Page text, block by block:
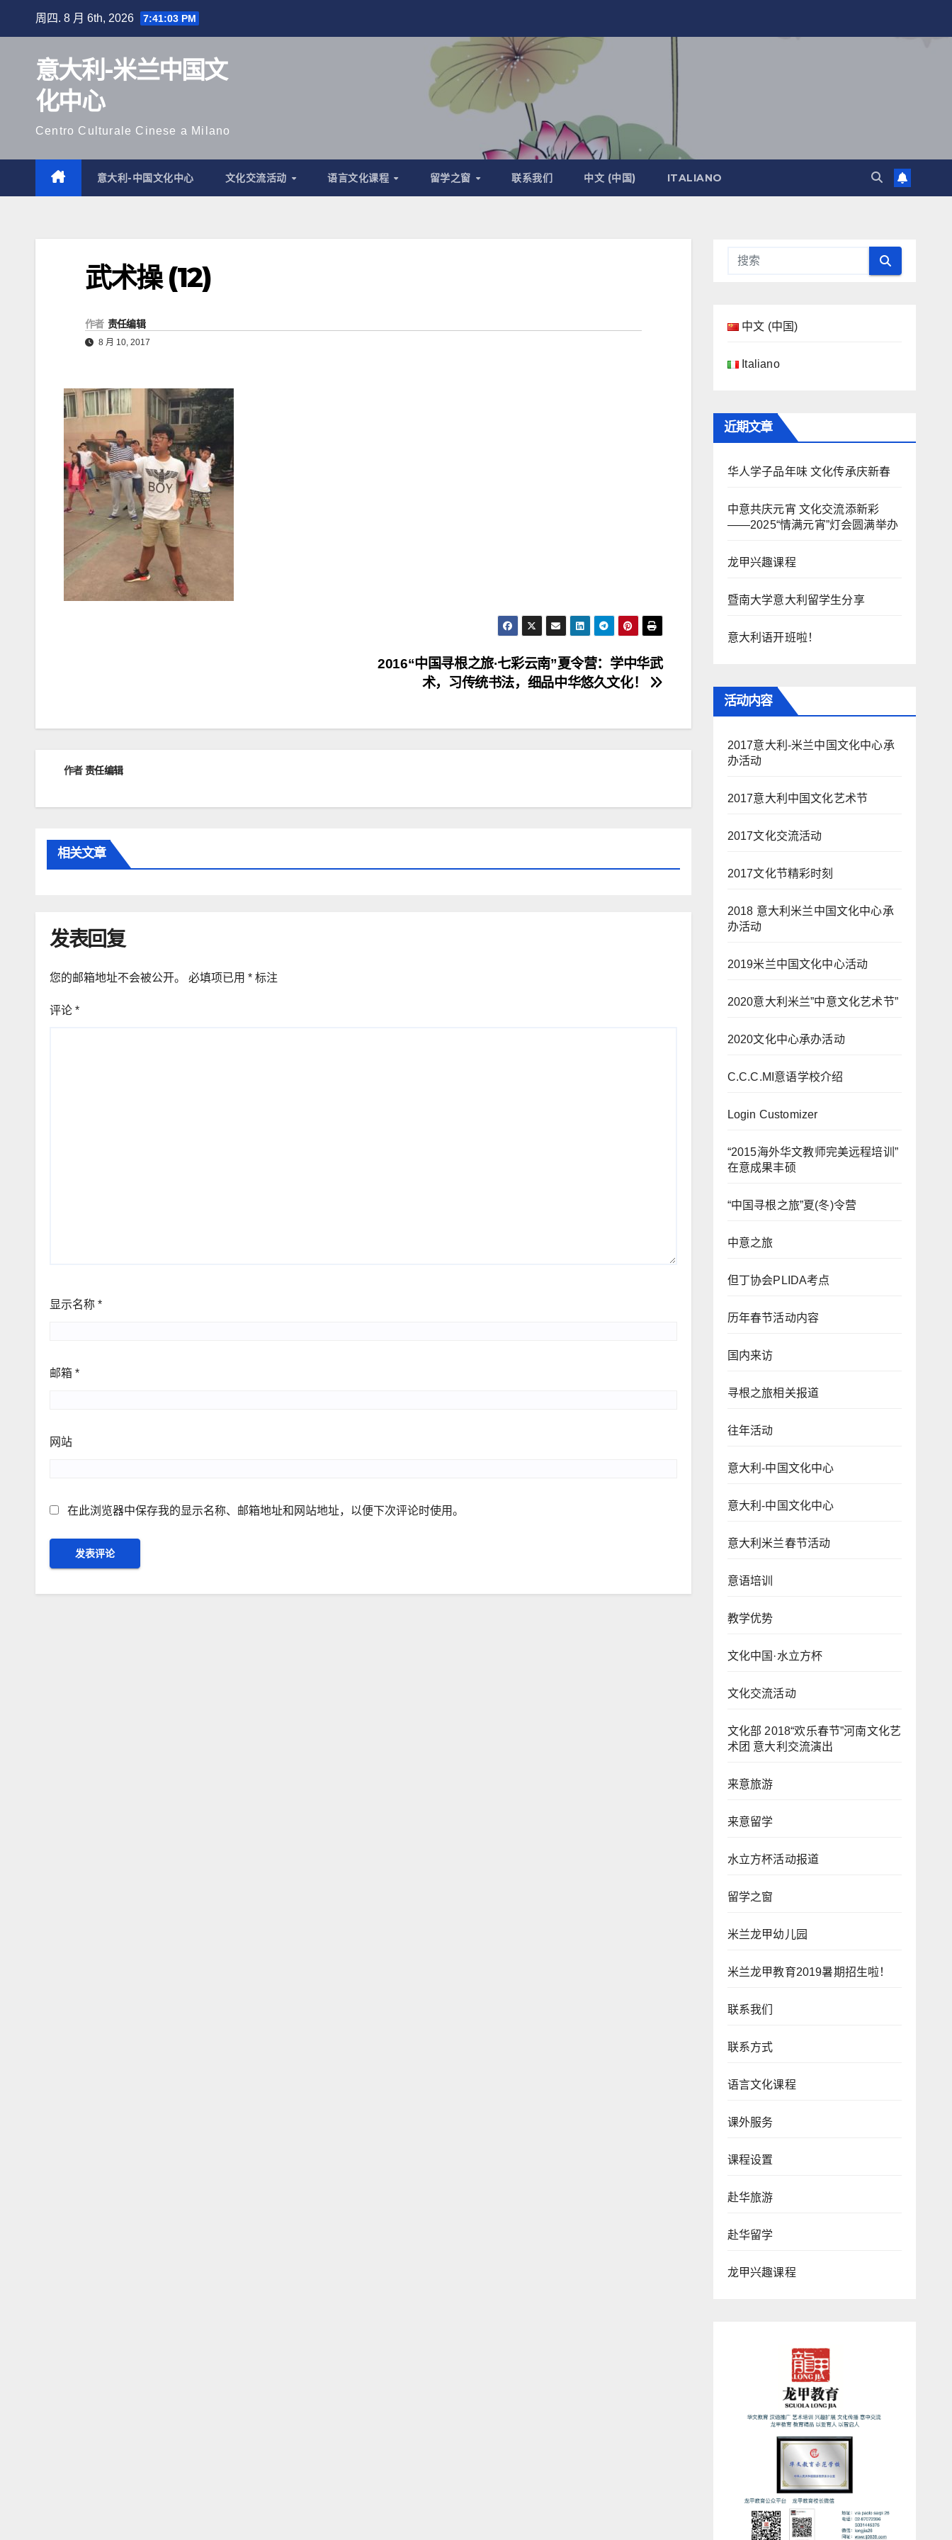
周四. 8 月 6th, 2026 7:41:03 PM
意大利-米兰中国文
化中心
Centro Culturale Cinese a Milano
意大利-中国文化中心 文化交流活动 语言文化课程 留学之窗 联系我们 中文 (中国) ITALIANO
武术操 (12)
作者 责任编辑
8 月 10, 2017
导
2016“中国寻根之旅·七彩云南”夏令营：学中华武
术，习传统书法，细品中华悠久文化！
作者责任编辑
相关文章
发表回复
您的邮箱地址不会被公开。 必填项已用 * 标注
评论 *
显示名称 *
邮箱 *
网站
在此浏览器中保存我的显示名称、邮箱地址和网站地址，以便下次评论时使用。
中文 (中国)
Italiano
近期文章
华人学子品年味 文化传承庆新春
中意共庆元宵 文化交流添新彩
——2025“情满元宵”灯会圆满举办
龙甲兴趣课程
暨南大学意大利留学生分享
意大利语开班啦！
活动内容
2017意大利-米兰中国文化中心承
办活动
2017意大利中国文化艺术节
2017文化交流活动
2017文化节精彩时刻
2018 意大利米兰中国文化中心承
办活动
2019米兰中国文化中心活动
2020意大利米兰”中意文化艺术节”
2020文化中心承办活动
C.C.C.MI意语学校介绍
Login Customizer
“2015海外华文教师完美远程培训”
在意成果丰硕
“中国寻根之旅”夏(冬)令营
中意之旅
但丁协会PLIDA考点
历年春节活动内容
国内来访
寻根之旅相关报道
往年活动
意大利-中国文化中心
意大利-中国文化中心
意大利米兰春节活动
意语培训
教学优势
文化中国·水立方杯
文化交流活动
文化部 2018“欢乐春节”河南文化艺
术团 意大利交流演出
来意旅游
来意留学
水立方杯活动报道
留学之窗
米兰龙甲幼儿园
米兰龙甲教育2019暑期招生啦！
联系我们
联系方式
语言文化课程
课外服务
课程设置
赴华旅游
赴华留学
龙甲兴趣课程